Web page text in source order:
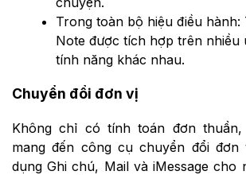
Trong toàn bộ hiệu điều
Note được tích hợp trên nhiều
tính năng khác nhau.
Chuyển đổi đơn vị
Không chỉ có tính toán đơn
mang đến công cụ chuyển đổi
dụng Ghi chú, Mail và iMessage cho